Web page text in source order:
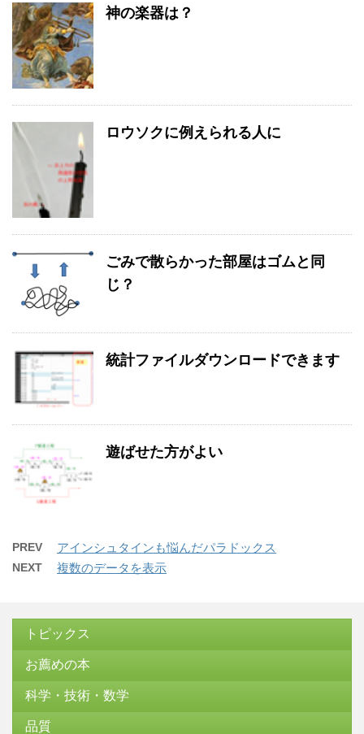
神の楽器は？
ロウソクに例えられる人に
ごみで散らかった部屋はゴムと同
じ？
統計ファイルダウンロードできます
遊ばせた方がよい
PREV アインシュタインも悩んだパラドックス
NEXT 複数のデータを表示
トピックス
お薦めの本
科学・技術・数学
品質